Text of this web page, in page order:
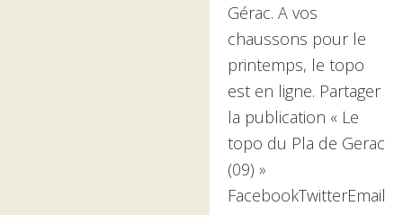
Gérac. A vos
chaussons pour le
printemps, le topo
est en ligne. Partager
la publication « Le
topo du Pla de Gerac
(09) »
FacebookTwitterEmail